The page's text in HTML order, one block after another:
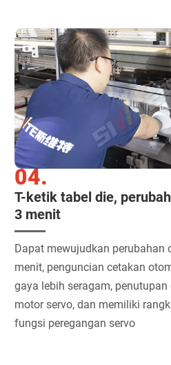
04.
T-ketik tabel die,
3 menit
Dapat mewujudkan perubahan
menit, penguncian cetakan
gaya lebih seragam,
motor servo, dan memiliki
fungsi peregangan servo